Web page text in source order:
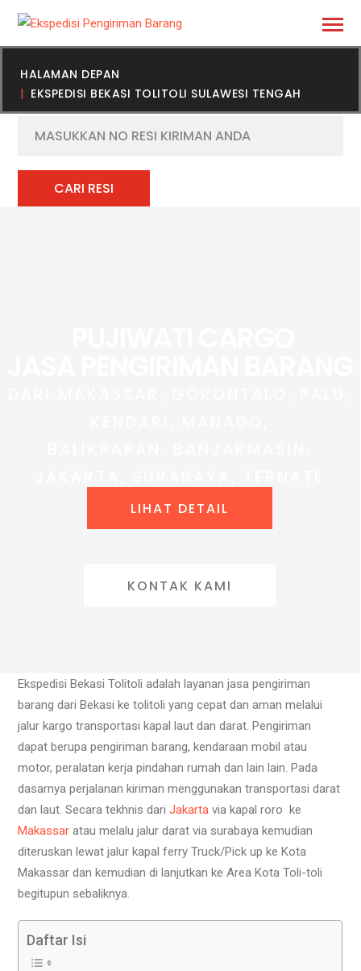
HALAMAN DEPAN
EKSPEDISI BEKASI TOLITOLI SULAWESI TENGAH
LIHAT DETAIL
KONTAK KAMI
Ekspedisi Bekasi Tolitoli adalah layanan jasa pengiriman
barang dari Bekasi ke tolitoli yang cepat dan aman melalui
jalur kargo transportasi kapal laut dan darat. Pengiriman
dapat berupa pengiriman barang, kendaraan mobil atau
motor, peralatan kerja pindahan rumah dan lain lain. Pada
dasarnya perjalanan kiriman menggunakan transportasi darat
dan laut. Secara tekhnis dariJakarta via kapal roro ke
Makassar atau melalu jalur darat via surabaya kemudian
diteruskan lewat jalur kapal ferry Truck/Pick up ke Kota
Makassar dan kemudian di lanjutkan ke Area Kota Toli-toli
begitupun sebaliknya.
Daftar Isi